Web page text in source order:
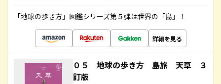
「地球の歩き方」図鑑シリーズ第５弾は世界の「島」！
詳細を見る
０５ 地球の歩き方 島旅 天草 ３
訂版